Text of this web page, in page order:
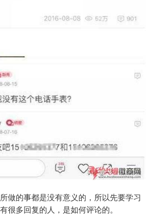
的事都是没有意义的，所以先要学习
很多回复的人，是如何评论的。